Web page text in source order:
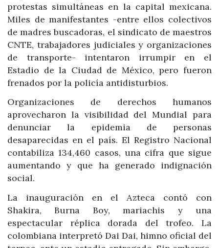
protestas simultáneas en la capital mexicana.
Miles de manifestantes -entre ellos colectivos
de madres buscadoras, el sindicato de maestros
CNTE, trabajadores judiciales y organizaciones
de transporte- intentaron irrumpir en el
Estadio de la Ciudad de México, pero fueron
frenados por la policía antidisturbios.
Organizaciones de derechos humanos
aprovecharon la visibilidad del Mundial para
denunciar la epidemia de personas
desaparecidas en el país. El Registro Nacional
contabiliza 134,460 casos, una cifra que sigue
aumentando y que ha generado indignación
social.
La inauguración en el Azteca contó con
Shakira, Burna Boy, mariachis y una
espectacular réplica dorada del trofeo. La
colombiana interpretó Dai Dai, himno oficial del